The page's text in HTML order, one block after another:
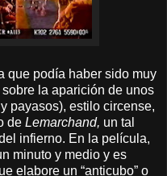
que podía haber sido muy
la aparición de unos
payasos), estilo circense,
de Lemarchand, un tal
infierno. En la película,
minuto y medio y es
elabore un “anticubo” o